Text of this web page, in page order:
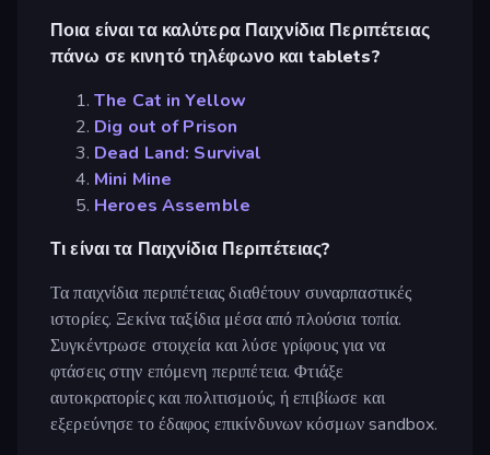
Ποια είναι τα καλύτερα Παιχνίδια Περιπέτειας
πάνω σε κινητό τηλέφωνο και tablets?
The Cat in Yellow
Dig out of Prison
Dead Land: Survival
Mini Mine
Heroes Assemble
Τι είναι τα Παιχνίδια Περιπέτειας?
Τα παιχνίδια περιπέτειας διαθέτουν συναρπαστικές
ιστορίες. Ξεκίνα ταξίδια μέσα από πλούσια τοπία.
Συγκέντρωσε στοιχεία και λύσε γρίφους για να
φτάσεις στην επόμενη περιπέτεια. Φτιάξε
αυτοκρατορίες και πολιτισμούς, ή επιβίωσε και
εξερεύνησε το έδαφος επικίνδυνων κόσμων sandbox.